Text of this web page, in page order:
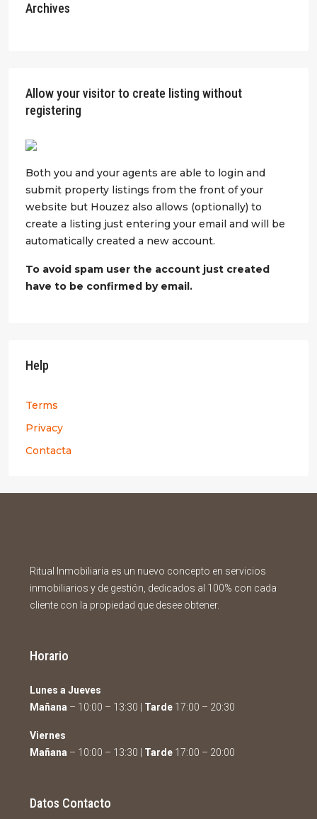
Archives
Allow your visitor to create listing without
registering
Both you and your agents are able to login and
submit property listings from the front of your
website but Houzez also allows (optionally) to
create a listing just entering your email and will be
automatically created a new account.
To avoid spam user the account just created
have to be confirmed by email.
Help
Terms
Privacy
Contacta
Ritual Inmobiliaria es un nuevo concepto en servicios
inmobiliarios y de gestión, dedicados al 100% con cada
cliente con la propiedad que desee obtener.
Horario
Lunes a Jueves
Mañana – 10:00 – 13:30 | Tarde 17:00 – 20:30
Viernes
Mañana – 10:00 – 13:30 | Tarde 17:00 – 20:00
Datos Contacto